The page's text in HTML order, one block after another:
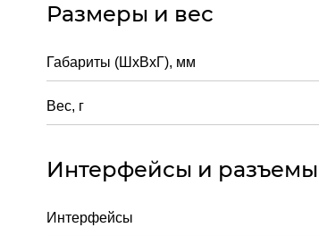
Размеры и вес
Габариты (ШxВxГ), мм
Вес, г
Интерфейсы и разъемы
Интерфейсы